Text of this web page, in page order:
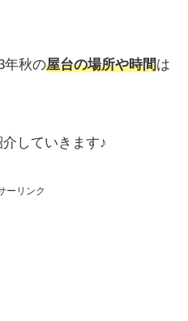
年秋の屋台の場所や時間は
介していきます♪
ーリンク